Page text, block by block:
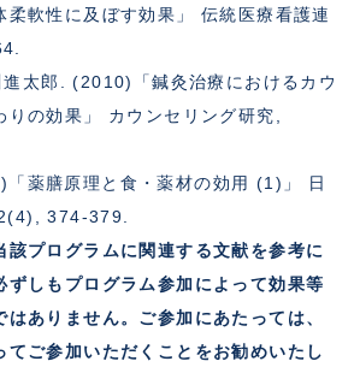
柔軟性に及ぼす効果」 伝統医療看護連
太郎. (2010)「鍼灸治療におけるカウ
りの効果」 カウンセリング研究,
薬膳原理と食・薬材の効用 (1)」 日
374-379.
プログラムに関連する文献を参考に
ずしもプログラム参加によって効果等
ありません。ご参加にあたっては、
てご参加いただくことをお勧めいたし